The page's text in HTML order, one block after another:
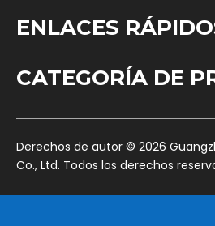
ENLACES
CATEGORÍA DE
​Derechos de autor © 2026
Co., Ltd. Todos los derechos